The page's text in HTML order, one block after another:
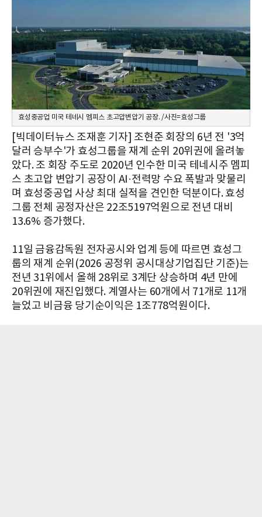
효성중공업 미국 테네시 멤피스 초고압변압기 공장. /사진=효성그룹
[빅데이터뉴스 조재훈 기자] 조현준 회장의 6년 전 '3억
달러 승부수'가 효성그룹을 재계 순위 20위권에 올려놓
았다. 조 회장 주도로 2020년 인수한 미국 테네시주 멤피
스 초고압 변압기 공장이 AI·전력망 수요 폭발과 맞물리
며 효성중공업 사상 최대 실적을 견인한 덕분이다. 효성
그룹 전체 공정자산은 22조5197억원으로 전년 대비
13.6% 증가했다.
11일 금융감독원 전자공시와 업계 등에 따르면 효성그
룹의 재계 순위(2026 공정위 공시대상기업집단 기준)는
전년 31위에서 올해 28위로 3계단 상승하며 4년 만에
20위권에 재진입했다. 계열사는 60개에서 71개로 11개
늘었고 비금융 당기순이익은 1조778억원이다.